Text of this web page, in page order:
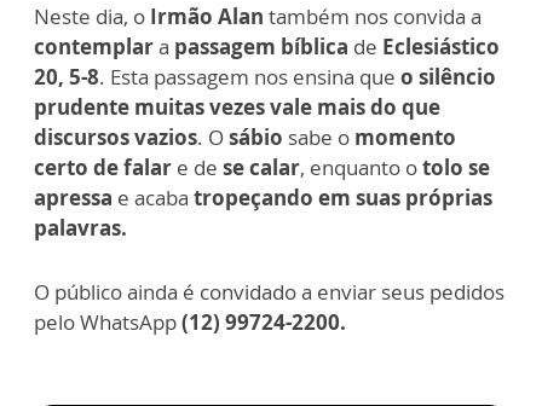
Neste dia, o Irmão Alan também nos convida a
contemplara passagem bíblica de Eclesiástico
20, 5-8. Esta passagem nos ensina que o silêncio
prudente muitas vezes vale mais do que
discursos vazios. Osábio sabe o momento
certo de falar e de se calar, enquanto otolo se
apressa e acaba tropeçando em suas próprias
palavras.
O público ainda é convidado a enviar seus pedidos
pelo WhatsApp(12) 99724-2200.